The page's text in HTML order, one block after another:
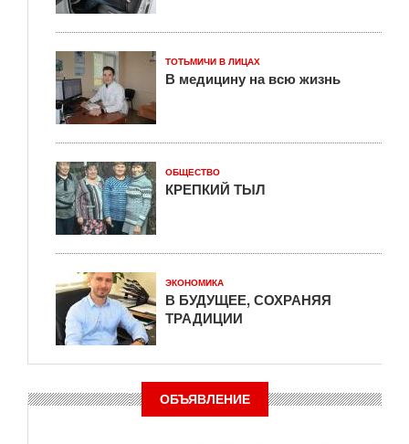
ТОТЬМИЧИ В ЛИЦАХ
В медицину на всю жизнь
ОБЩЕСТВО
КРЕПКИЙ ТЫЛ
ЭКОНОМИКА
В БУДУЩЕЕ, СОХРАНЯЯ
ТРАДИЦИИ
ОБЪЯВЛЕНИЕ